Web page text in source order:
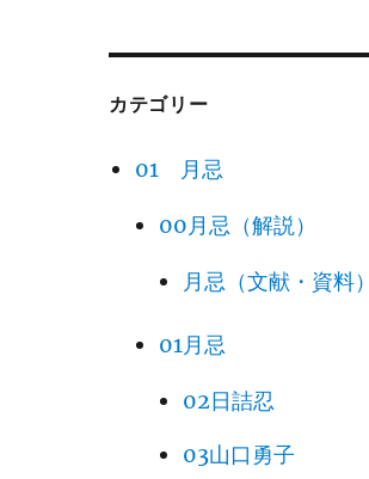
カテゴリー
01 月忌
00月忌（解説）
月忌（文献・資料）
01月忌
02日詰忍
03山口勇子